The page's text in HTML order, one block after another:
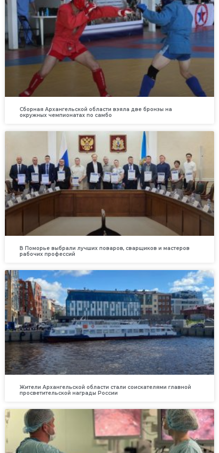
Сборная Архангельской области взяла две бронзы на
окружных чемпионатах по самбо
В Поморье выбрали лучших поваров, сварщиков и мастеров
рабочих профессий
Жители Архангельской области стали соискателями главной
просветительской награды России